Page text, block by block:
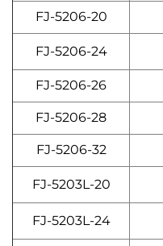
FJ-5206-20
FJ-5206-24
FJ-5206-26
FJ-5206-28
FJ-5206-32
FJ-5203L-20
FJ-5203L-24